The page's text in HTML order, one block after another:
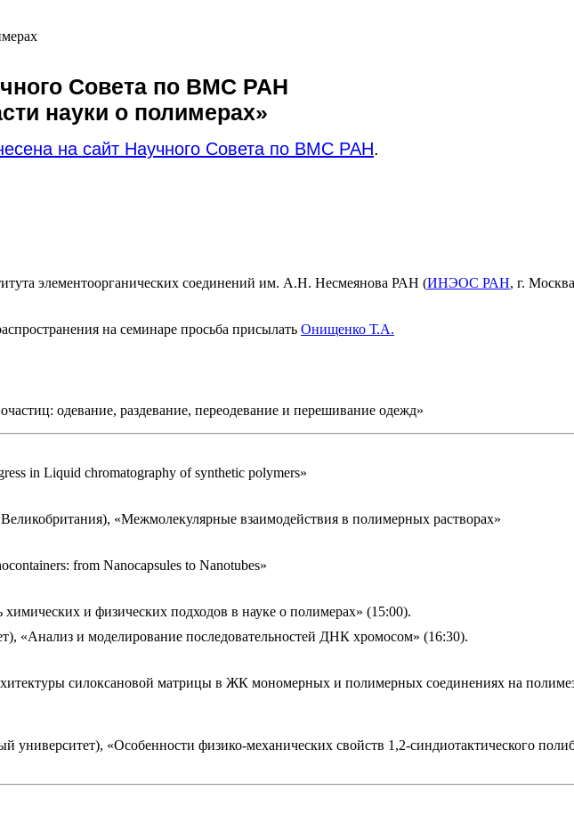
Совета по ВМС РАН
науки о полимерах»
на сайт Научного Совета по ВМС РАН.
элементоорганических соединений им. А.Н. Несмеянова РАН (ИНЭОС РАН, г.
на семинаре просьба присылать Онищенко Т.А.
одевание, раздевание, переодевание и перешивание одежд»
in Liquid chromatography of synthetic polymers»
«Межмолекулярные взаимодействия в полимерных растворах»
from Nanocapsules to Nanotubes»
и физических подходов в науке о полимерах» (15:00).
«Анализ и моделирование последовательностей ДНК хромосом» (16:30).
силоксановой матрицы в ЖК мономерных и полимерных соединениях на
«Особенности физико-механических свойств 1,2-синдиотактического